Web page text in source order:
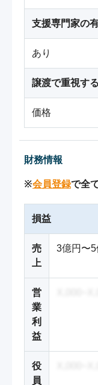
支援専門家の
あり
譲渡で重視す
価格
財務情報
※会員登録で全
損益
売
上
3億円〜5
営
業
利
益
役
員